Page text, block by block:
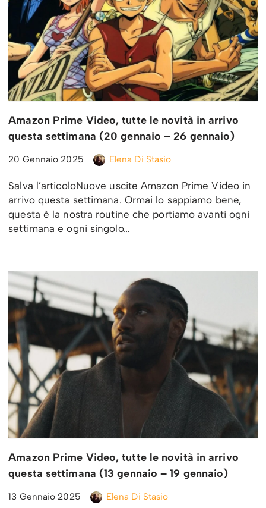
Amazon Prime Video, tutte le novità in arrivo
questa settimana (20 gennaio – 26 gennaio)
20 Gennaio 2025 Elena Di Stasio
Salva l’articoloNuove uscite Amazon Prime Video in
arrivo questa settimana. Ormai lo sappiamo bene,
questa è la nostra routine che portiamo avanti ogni
settimana e ogni singolo…
Amazon Prime Video, tutte le novità in arrivo
questa settimana (13 gennaio – 19 gennaio)
13 Gennaio 2025 Elena Di Stasio